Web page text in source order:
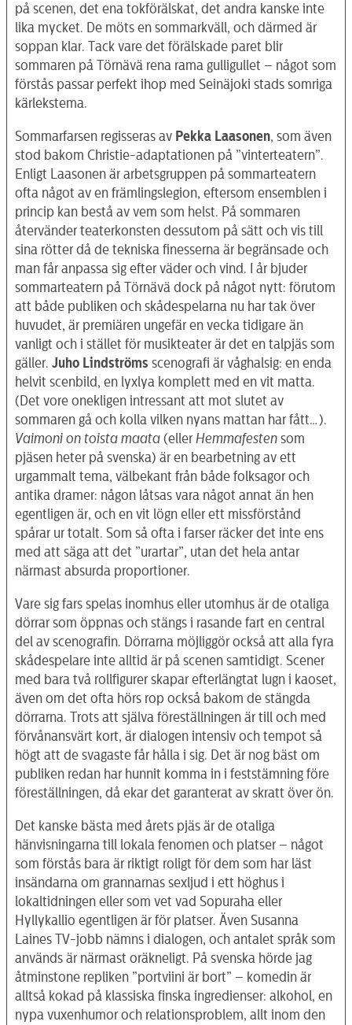
på scenen, det ena tokförälskat, det andra kanske inte
lika mycket. De möts en sommarkväll, och därmed är
soppan klar. Tack vare det förälskade paret blir
sommaren på Törnävä rena rama gulligullet – något som
förstås passar perfekt ihop med Seinäjoki stads somriga
kärlekstema.
Sommarfarsen regisseras av Pekka Laasonen , som även
stod bakom Christie-adaptationen på ”vinterteatern”.
Enligt Laasonen är arbetsgruppen på sommarteatern
ofta något av en främlingslegion, eftersom ensemblen i
princip kan bestå av vem som helst. På sommaren
återvänder teaterkonsten dessutom på sätt och vis till
sina rötter då de tekniska finesserna är begränsade och
man får anpassa sig efter väder och vind. I år bjuder
sommarteatern på Törnävä dock på något nytt: förutom
att både publiken och skådespelarna nu har tak över
huvudet, är premiären ungefär en vecka tidigare än
vanligt och i stället för musikteater är det en talpjäs som
gäller. Juho Lindströms scenografi är våghalsig: en enda
helvit scenbild, en lyxlya komplett med en vit matta.
(Det vore onekligen intressant att mot slutet av
sommaren gå och kolla vilken nyans mattan har fått…).
Vaimoni on toista maata (eller Hemmafesten som
pjäsen heter på svenska) är en bearbetning av ett
urgammalt tema, välbekant från både folksagor och
antika dramer: någon låtsas vara något annat än hen
egentligen är, och en vit lögn eller ett missförstånd
spårar ur totalt. Som så ofta i farser räcker det inte ens
med att säga att det ”urartar”, utan det hela antar
närmast absurda proportioner.
Vare sig fars spelas inomhus eller utomhus är de otaliga
dörrar som öppnas och stängs i rasande fart en central
del av scenografin. Dörrarna möjliggör också att alla fyra
skådespelare inte alltid är på scenen samtidigt. Scener
med bara två rollfigurer skapar efterlängtat lugn i kaoset,
även om det ofta hörs rop också bakom de stängda
dörrarna. Trots att själva föreställningen är till och med
förvånansvärt kort, är dialogen intensiv och tempot så
högt att de svagaste får hålla i sig. Det är nog bäst om
publiken redan har hunnit komma in i feststämning före
föreställningen, då ekar det garanterat av skratt över ön.
Det kanske bästa med årets pjäs är de otaliga
hänvisningarna till lokala fenomen och platser – något
som förstås bara är riktigt roligt för dem som har läst
insändarna om grannarnas sexljud i ett höghus i
lokaltidningen eller som vet vad Sopuraha eller
Hyllykallio egentligen är för platser. Även Susanna
Laines TV-jobb nämns i dialogen, och antalet språk som
används är närmast oräkneligt. På svenska hörde jag
åtminstone repliken ”portviini är bort” – komedin är
alltså kokad på klassiska finska ingredienser: alkohol, en
nypa vuxenhumor och relationsproblem, allt inom den